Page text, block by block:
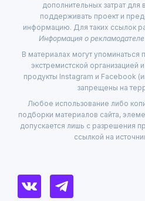
дополнительных затрат для
поддерживать проект и
информацию. Для таких ссылок
Информация о
В материалах могут
экстремистской организацией
продукты Instagram и Facebook
запрещены на
Любое использование либо
подборки материалов сайта,
допускается лишь с разрешения
ссылкой на